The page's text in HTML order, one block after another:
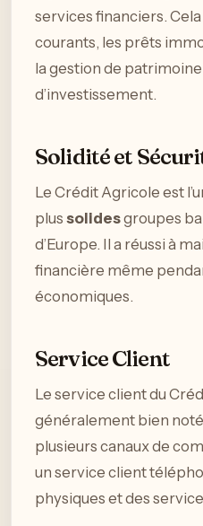
services financiers.
courants, les prêts
la gestion de
d’investissement.
Solidité et
Le Crédit Agricole est
plus solidesgroupes
d’Europe. Il a réussi à
financière même
économiques.
Service Client
Le service client du
généralement bien
plusieurs canaux de
un service client
physiques et des